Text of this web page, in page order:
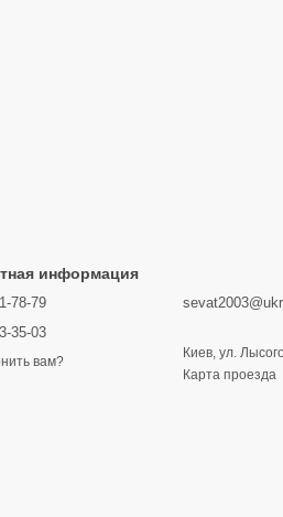
информация
78-79
35-03
вам?
Киев, ул.
Карта проезда